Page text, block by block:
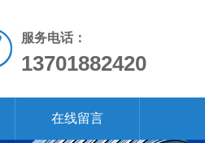
服务电话：
13701882420
在线留言